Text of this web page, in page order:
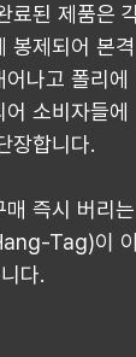
료된 제품은
봉제되어 본격
나고 폴리에
소비자들에
장합니다.
즉시 버리는
Tag)이 이
다.